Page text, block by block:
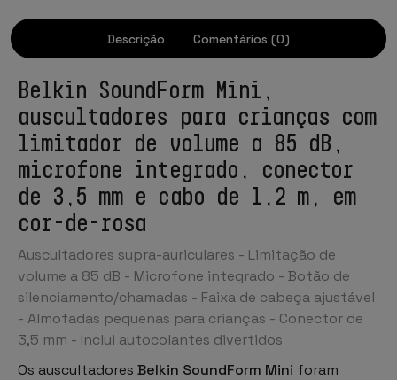
Descrição Comentários (0)
Belkin SoundForm Mini,
auscultadores para crianças com
limitador de volume a 85 dB,
microfone integrado, conector
de 3,5 mm e cabo de 1,2 m, em
cor-de-rosa
Auscultadores supra-auriculares - Limitação de
volume a 85 dB - Microfone integrado - Botão de
silenciamento/chamadas - Faixa de cabeça ajustável
- Almofadas pequenas para crianças - Conector de
3,5 mm - Inclui autocolantes divertidos
Os auscultadores Belkin SoundForm Mini foram